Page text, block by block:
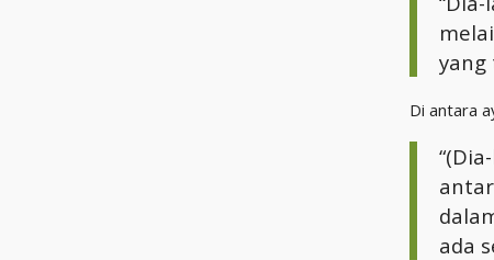
yang
Di antara
ada